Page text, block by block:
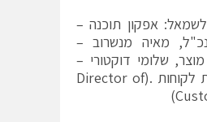
אפקון תוכנה –
מאיה מנשרוב –
מוצר, שלומי דוקטורי –
דירקטור הצלחת לקוחות .(Director of